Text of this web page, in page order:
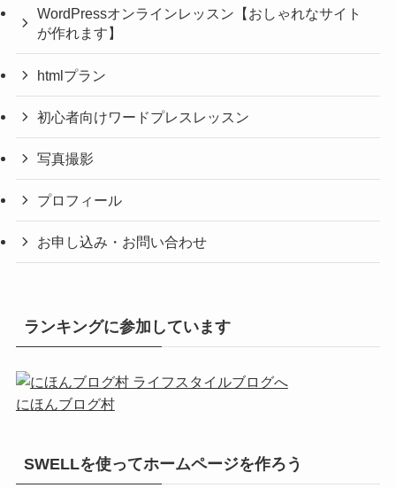
WordPressオンラインレッスン【おしゃれなサイト
が作れます】
htmlプラン
初心者向けワードプレスレッスン
写真撮影
プロフィール
お申し込み・お問い合わせ
ランキングに参加しています
にほんブログ村
SWELLを使ってホームページを作ろう